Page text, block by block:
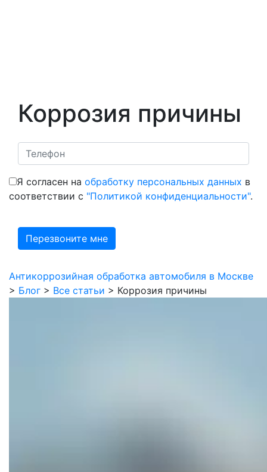
Коррозия причины
Я согласен на обработку персональных данных в
соответствии с "Политикой конфиденциальности".
Антикоррозийная обработка автомобиля в Москве
> Блог > Все статьи > Коррозия причины